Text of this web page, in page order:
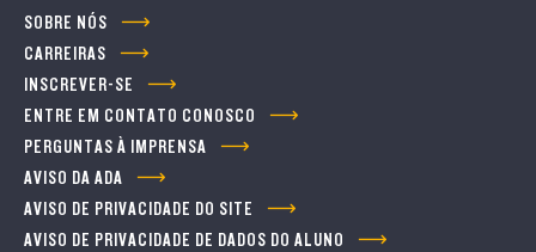
SOBRE NÓS
CARREIRAS
INSCREVER-SE
ENTRE EM CONTATO CONOSCO
PERGUNTAS À IMPRENSA
AVISO DA ADA
AVISO DE PRIVACIDADE DO SITE
AVISO DE PRIVACIDADE DE DADOS DO ALUNO